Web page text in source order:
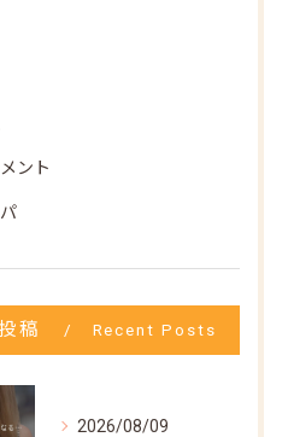
ント
稿 Recent Posts
2026/08/09